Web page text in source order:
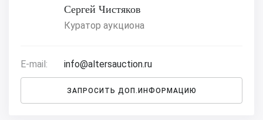
Сергей Чистяков
Куратор аукциона
E-mail: info@altersauction.ru
ЗАПРОСИТЬ ДОП.ИНФОРМАЦИЮ